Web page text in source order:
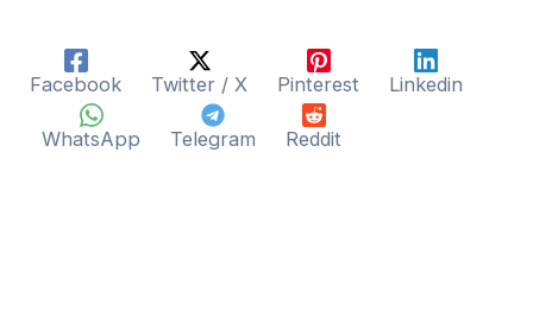
Facebook Twitter / X Pinterest Linkedin
WhatsApp Telegram Reddit